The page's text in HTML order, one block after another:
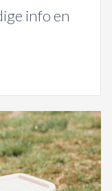
info en